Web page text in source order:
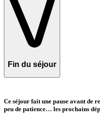
Fin du séjour
Ce séjour fait une pause avant de
peu de patience… les prochains